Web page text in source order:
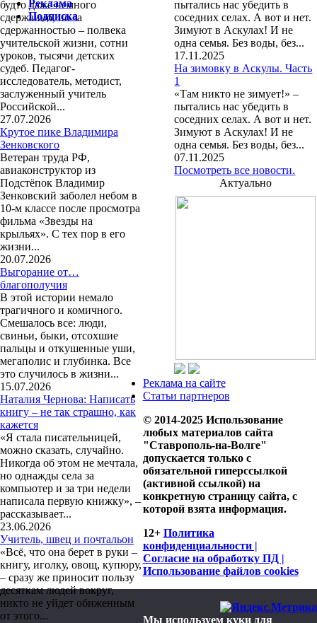
будто даже немного
сдержанно, но за
сдержанностью – полвека
учительской жизни, сотни
уроков, тысячи детских
судеб. Педагог-
исследователь, методист,
заслуженный учитель
Российской...
27.07.2026
Крутое пике Владимира
Зенковского
Ветеран труда РФ,
авиаконструктор из
Подстёпок Владимир
Зенковский заболел небом в
10-м классе после просмотра
фильма «Звезды на
крыльях». С тех пор в его
жизни...
20.07.2026
Выгорание от…
благополучия
В этой истории немало
трагичного и комичного.
Смешалось все: люди,
свиньи, быки, отсохшие
пальцы и откушенные уши,
мегаполис и глубинка. Все
это случилось в жизни...
15.07.2026
Наталия Чернова: Написать
книгу – не так страшно, как
кажется
«Я стала писательницей,
можно сказать, случайно.
Никогда об этом не мечтала,
но однажды села за
компьютер и за три недели
написала первую книжку», –
рассказывает...
23.06.2026
Учитель, швец и почтальон
«Всё, что она берет в руки –
книгу, иголку, овощ, купюру,
– сразу же приносит пользу
десяткам людей вокруг,
никто не уйдет обиженным
от этого...
пытались нас убедить в
соседних селах. А вот и нет.
Зимуют в Аскулах! И не
одна семья. Без воды, без...
17.11.2025
На зимовку в Аскулы. Часть
1
«Там никто не зимует!» –
пытались нас убедить в
соседних селах. А вот и нет.
Зимуют в Аскулах! И не
одна семья. Без воды, без...
07.11.2025
Посмотреть все новости.
Актуально
Реклама на сайте
Статьи партнеров
© 2014-2025 Использование
любых материалов сайта
"Ставрополь-на-Волге"
допускается только с
обязательной гиперссылкой
(активной ссылкой) на
конкретную страницу сайта, с
которой взята информация.
12+ Политика
конфиденциальности |
Согласие на обработку ПД |
Использование файлов cookies
Реклама
Подписка
Мы используем куки для